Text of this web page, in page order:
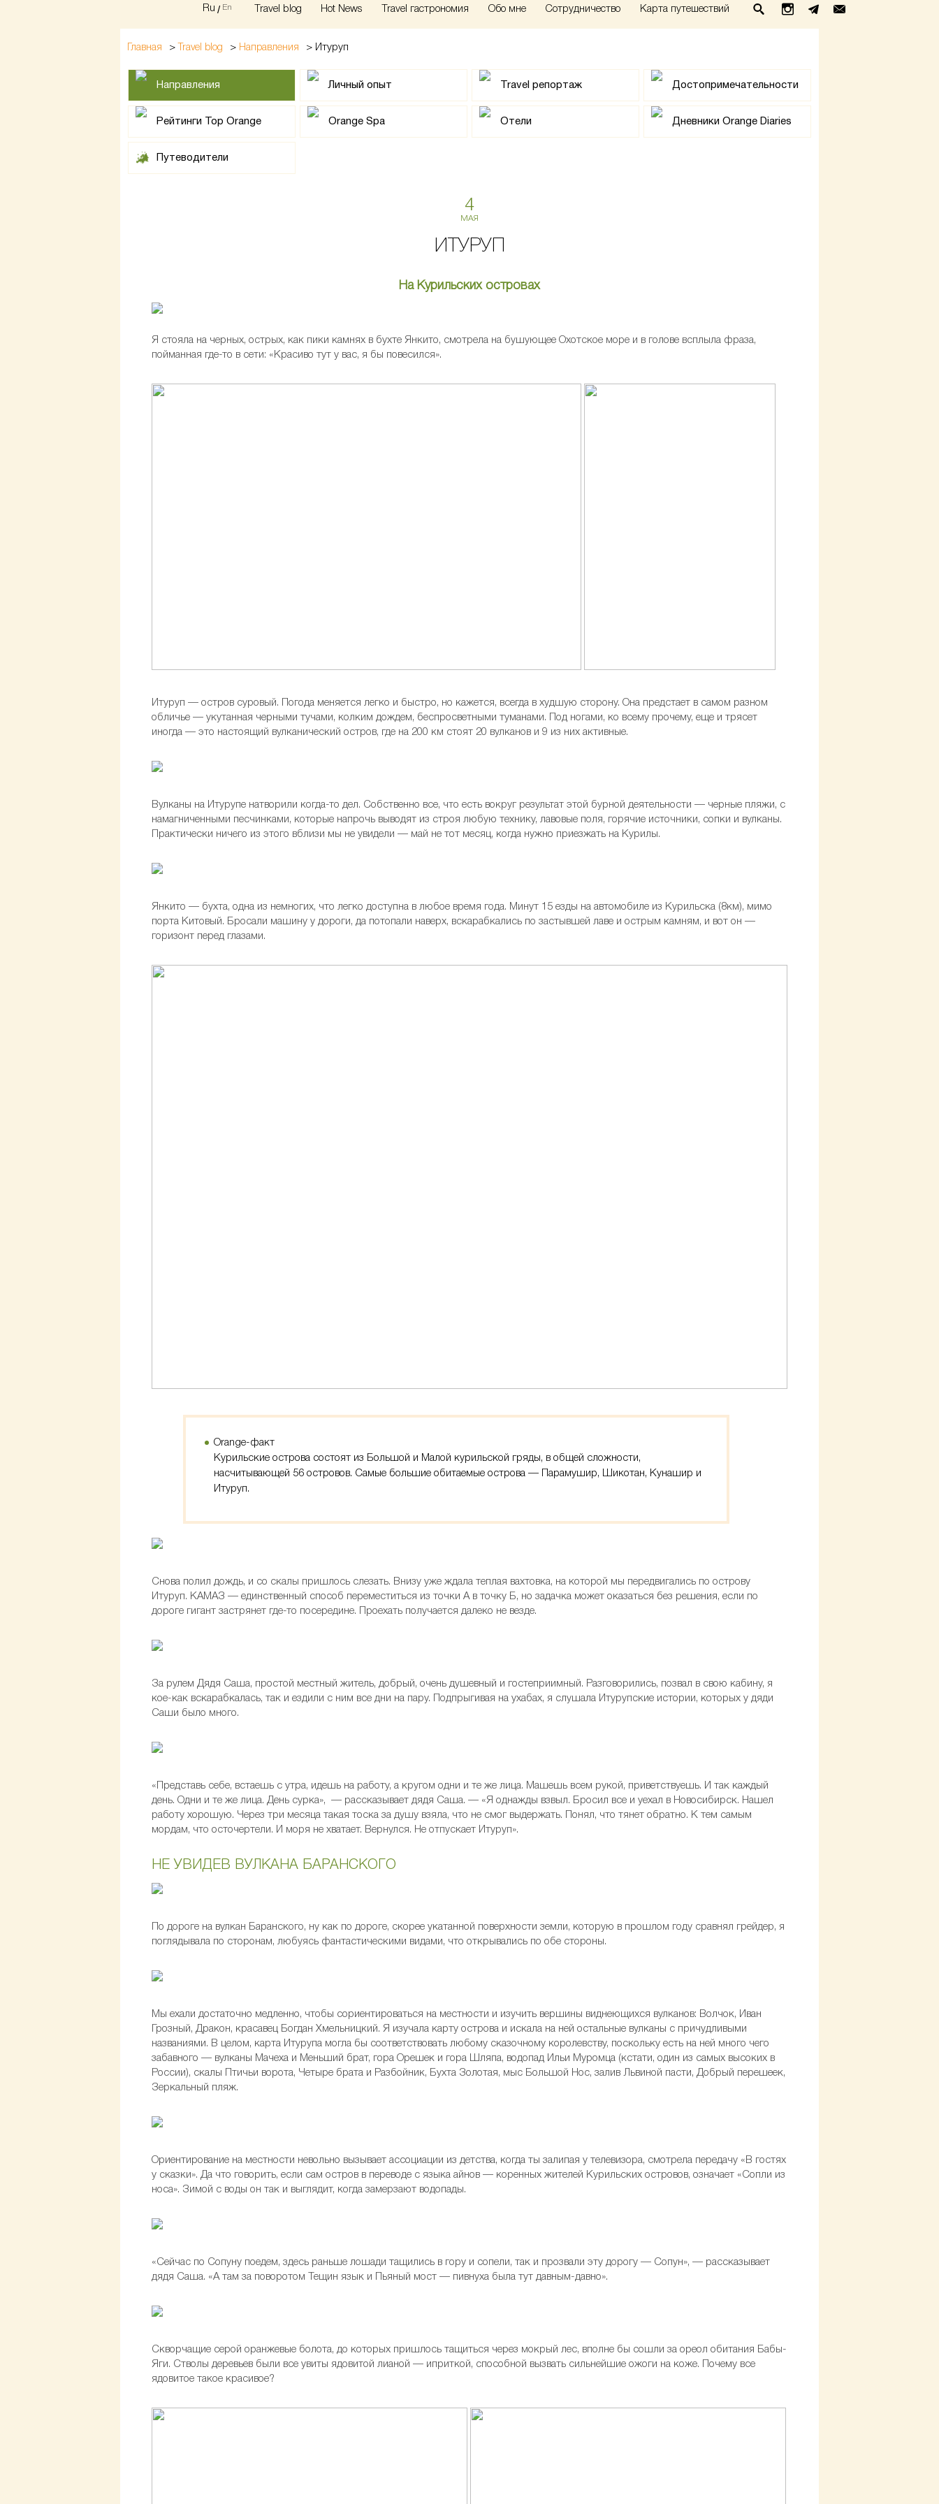
Ru / En Travel blog Hot News Travel гастрономия Обо мне Сотрудничество Карта путешествий
Главная > Travel blog > Направления > Итуруп
Направления Личный опыт Travel репортаж Достопримечательности
Рейтинги Top Orange Orange Spa Отели Дневники Orange Diaries
Путеводители
4
МАЯ
ИТУРУП
На Курильских островах
Я стояла на черных, острых, как пики камнях в бухте Янкито, смотрела на бушующее Охотское море и в голове всплыла фраза,
пойманная где-то в сети: «Красиво тут у вас, я бы повесился».
Итуруп — остров суровый. Погода меняется легко и быстро, но кажется, всегда в худшую сторону. Она предстает в самом разном
обличье — укутанная черными тучами, колким дождем, беспросветными туманами. Под ногами, ко всему прочему, еще и трясет
иногда — это настоящий вулканический остров, где на 200 км стоят 20 вулканов и 9 из них активные.
Вулканы на Итурупе натворили когда-то дел. Собственно все, что есть вокруг результат этой бурной деятельности — черные пляжи, с
намагниченными песчинками, которые напрочь выводят из строя любую технику, лавовые поля, горячие источники, сопки и вулканы.
Практически ничего из этого вблизи мы не увидели — май не тот месяц, когда нужно приезжать на Курилы.
Янкито — бухта, одна из немногих, что легко доступна в любое время года. Минут 15 езды на автомобиле из Курильска (8км), мимо
порта Китовый. Бросали машину у дороги, да потопали наверх, вскарабкались по застывшей лаве и острым камням, и вот он —
горизонт перед глазами.
Orange-факт
Курильские острова состоят из Большой и Малой курильской гряды, в общей сложности,
насчитывающей 56 островов. Самые большие обитаемые острова — Парамушир, Шикотан, Кунашир и
Итуруп.
Снова полил дождь, и со скалы пришлось слезать. Внизу уже ждала теплая вахтовка, на которой мы передвигались по острову
Итуруп. КАМАЗ — единственный способ переместиться из точки А в точку Б, но задачка может оказаться без решения, если по
дороге гигант застрянет где-то посередине. Проехать получается далеко не везде.
За рулем Дядя Саша, простой местный житель, добрый, очень душевный и гостеприимный. Разговорились, позвал в свою кабину, я
кое-как вскарабкалась, так и ездили с ним все дни на пару. Подпрыгивая на ухабах, я слушала Итурупские истории, которых у дяди
Саши было много.
«Представь себе, встаешь с утра, идешь на работу, а кругом одни и те же лица. Машешь всем рукой, приветствуешь. И так каждый
день. Одни и те же лица. День сурка», — рассказывает дядя Саша. — «Я однажды взвыл. Бросил все и уехал в Новосибирск. Нашел
работу хорошую. Через три месяца такая тоска за душу взяла, что не смог выдержать. Понял, что тянет обратно. К тем самым
мордам, что осточертели. И моря не хватает. Вернулся. Не отпускает Итуруп».
НЕ УВИДЕВ ВУЛКАНА БАРАНСКОГО
По дороге на вулкан Баранского, ну как по дороге, скорее укатанной поверхности земли, которую в прошлом году сравнял грейдер, я
поглядывала по сторонам, любуясь фантастическими видами, что открывались по обе стороны.
Мы ехали достаточно медленно, чтобы сориентироваться на местности и изучить вершины виднеющихся вулканов: Волчок, Иван
Грозный, Дракон, красавец Богдан Хмельницкий. Я изучала карту острова и искала на ней остальные вулканы с причудливыми
названиями. В целом, карта Итурупа могла бы соответствовать любому сказочному королевству, поскольку есть на ней много чего
забавного — вулканы Мачеха и Меньший брат, гора Орешек и гора Шляпа, водопад Ильи Муромца (кстати, один из самых высоких в
России), скалы Птичьи ворота, Четыре брата и Разбойник, Бухта Золотая, мыс Большой Нос, залив Львиной пасти, Добрый перешеек,
Зеркальный пляж.
Ориентирование на местности невольно вызывает ассоциации из детства, когда ты залипая у телевизора, смотрела передачу «В гостях
у сказки». Да что говорить, если сам остров в переводе с языка айнов — коренных жителей Курильских островов, означает «Сопли из
носа». Зимой с воды он так и выглядит, когда замерзают водопады.
«Сейчас по Сопуну поедем, здесь раньше лошади тащились в гору и сопели, так и прозвали эту дорогу — Сопун», — рассказывает
дядя Саша. «А там за поворотом Тещин язык и Пьяный мост — пивнуха была тут давным-давно».
Скворчащие серой оранжевые болота, до которых пришлось тащиться через мокрый лес, вполне бы сошли за ореол обитания Бабы-
Яги. Стволы деревьев были все увиты ядовитой лианой — иприткой, способной вызвать сильнейшие ожоги на коже. Почему все
ядовитое такое красивое?